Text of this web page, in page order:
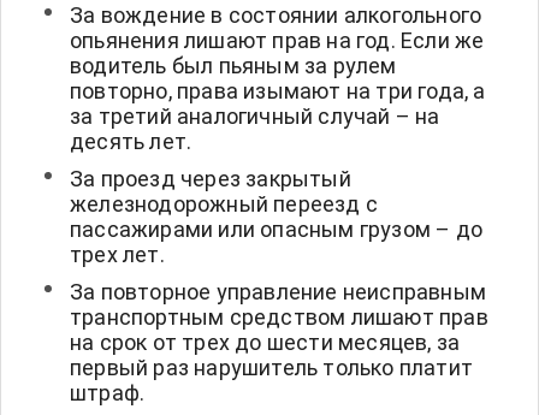
За вождение в состоянии алкогольного
опьянения лишают прав на год. Если же
водитель был пьяным за рулем
повторно, права изымают на три года, а
за третий аналогичный случай – на
десять лет.
За проезд через закрытый
железнодорожный переезд с
пассажирами или опасным грузом – до
трех лет.
За повторное управление неисправным
транспортным средством лишают прав
на срок от трех до шести месяцев, за
первый раз нарушитель только платит
штраф.